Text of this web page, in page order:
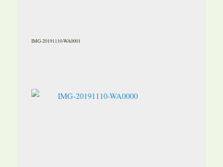
IMG-20191110-WA0001